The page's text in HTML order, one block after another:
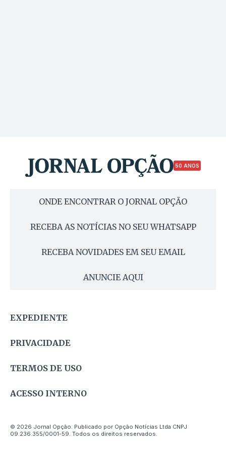
50 ANOS
ONDE ENCONTRAR O JORNAL OPÇÃO
RECEBA AS NOTÍCIAS NO SEU WHATSAPP
RECEBA NOVIDADES EM SEU EMAIL
ANUNCIE AQUI
EXPEDIENTE
PRIVACIDADE
TERMOS DE USO
ACESSO INTERNO
© 2026 Jornal Opção. Publicado por Opção Notícias Ltda CNPJ
09.236.355/0001-59. Todos os direitos reservados.